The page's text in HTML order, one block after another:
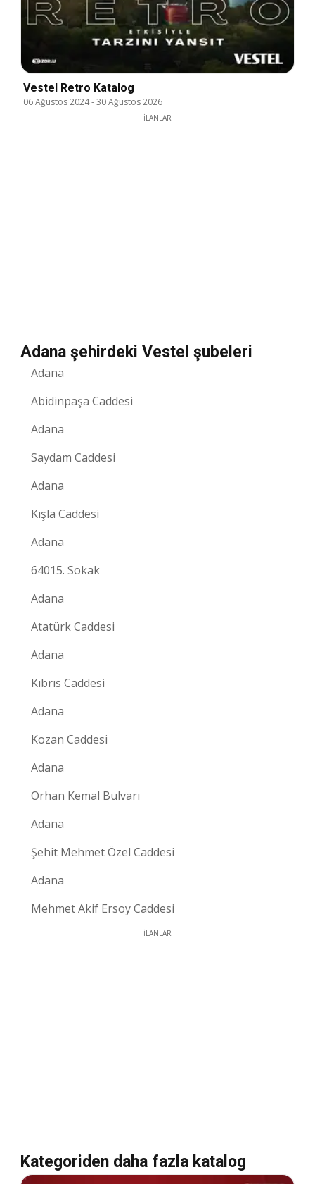
Vestel Retro Katalog
06 Ağustos 2024-30 Ağustos 2026
İLANLAR
Adana şehirdeki Vestel şubeleri
Adana
Abidinpaşa Caddesi
Adana
Saydam Caddesi
Adana
Kışla Caddesi
Adana
64015. Sokak
Adana
Atatürk Caddesi
Adana
Kıbrıs Caddesi
Adana
Kozan Caddesi
Adana
Orhan Kemal Bulvarı
Adana
Şehit Mehmet Özel Caddesi
Adana
Mehmet Akif Ersoy Caddesi
İLANLAR
Kategoriden daha fazla katalog